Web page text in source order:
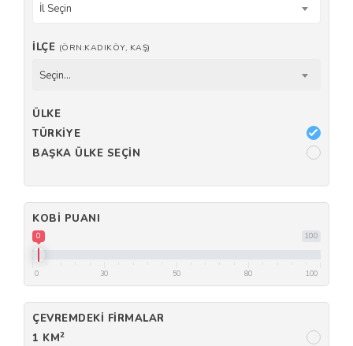
İl Seçin
İLÇE (ÖRN:KADIKÖY, KAŞ)
Seçin...
ÜLKE
TÜRKIYE
BAŞKA ÜLKE SEÇIN
KOBI PUANI
100
0
0 30 50 80 100
ÇEVREMDEKI FIRMALAR
1 KM2